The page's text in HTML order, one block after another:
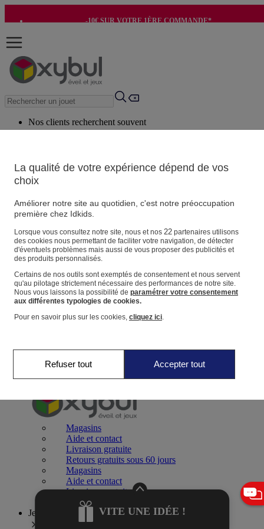
-10€ SUR VOTRE 1ÈRE COMMANDE*
Nos clients recherchent souvent
Conseils suggérés
Produits suggérés
Vos informations personnelles
Suivre une commande
Magasin
Panier
Favoris
Jeux 0-2 ans
Magasins
Aide et contact
Livraison gratuite
Retours gratuits sous 60 jours
Magasins
Aide et contact
Livraison gratuite
Retours gratuits sous 60 jours
Jeux 2-4 ans
VITE UNE IDÉE !
La qualité de votre expérience dépend de vos
choix
Améliorer notre site au quotidien, c'est notre préoccupation
première chez Idkids.
Lorsque vous consultez notre site, nous et nos 22partenaires utilisons
des cookies nous permettant de faciliter votre navigation, de détecter
d'éventuels problèmes mais aussi de vous proposer des publicités et
des produits personnalisés.
Certains de nos outils sont exemptés de consentement et nous servent
qu'au pilotage strictement nécessaire des performances de notre site.
Nous vous laissons la possibilité de paramétrer votre consentement
aux différentes typologies de cookies.
Pour en savoir plus sur les cookies, cliquez ici.
Refuser tout Accepter tout